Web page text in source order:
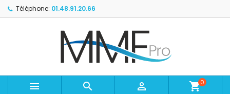
Téléphone: 01.48.91.20.66
   shopping_cart0